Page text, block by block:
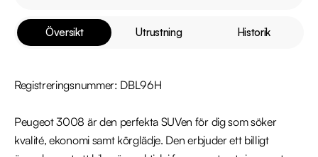
Översikt Utrustning Historik
Registreringsnummer: DBL96H
Peugeot 3008 är den perfekta SUVen för dig som söker
kvalité, ekonomi samt körglädje. Den erbjuder ett billigt